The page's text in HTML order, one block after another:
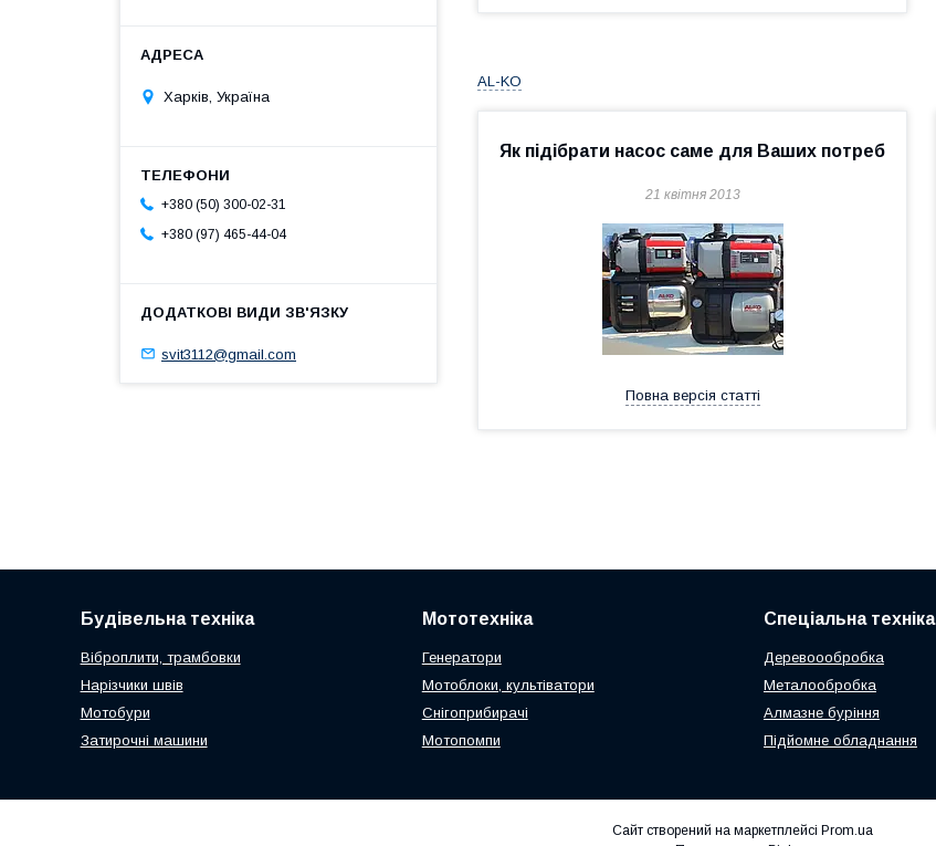
AL-KO
Як підібрати насос саме для Ваших потреб
21 квітня 2013
Повна версія статті
Харків, Україна
+380 (50) 300-02-31
+380 (97) 465-44-04
svit3112@gmail.com
Будівельна техніка
Віброплити, трамбовки
Нарізчики швів
Мотобури
Затирочні машини
Мототехніка
Генератори
Мотоблоки, культіватори
Снігоприбирачі
Мотопомпи
Спеціальна техніка
Деревоообробка
Металообробка
Алмазне буріння
Підйомне обладнання
Сайт створений на маркетплейсі Prom.ua